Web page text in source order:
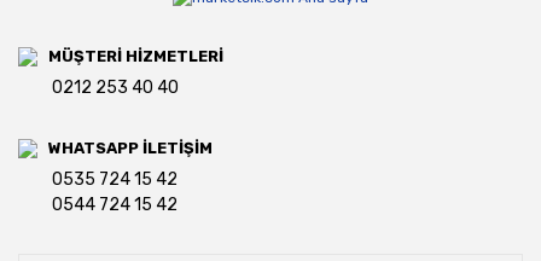
MÜŞTERİ HİZMETLERİ
0212 253 40 40
WHATSAPP İLETİŞİM
0535 724 15 42
0544 724 15 42